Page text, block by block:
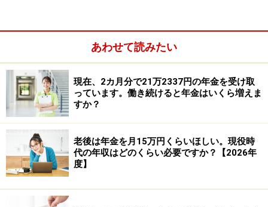
上となっています。
あわせて読みたい
現在、2カ月分で21万2337円の年金を受け取
っています。働き続けると年金はいくら増えま
すか？
老後は年金を月15万円くらいほしい。現役時
代の年収はどのくらい必要ですか？【2026年
度】